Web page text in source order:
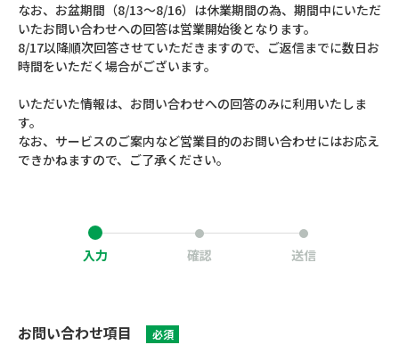
なお、お盆期間（8/13～8/16）は休業期間の為、期間中にいただ
いたお問い合わせへの回答は営業開始後となります。
8/17以降順次回答させていただきますので、ご返信までに数日お
時間をいただく場合がございます。
いただいた情報は、お問い合わせへの回答のみに利用いたしま
す。
なお、サービスのご案内など営業目的のお問い合わせにはお応え
できかねますので、ご了承ください。
入力 確認 送信
お問い合わせ項目 必須